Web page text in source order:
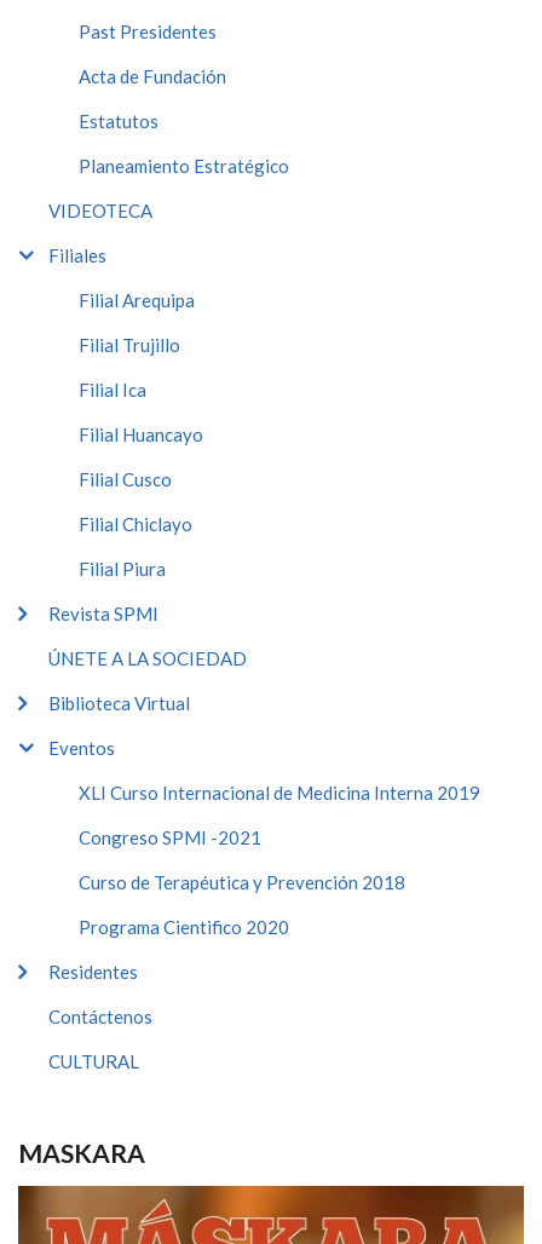
Past Presidentes
Acta de Fundación
Estatutos
Planeamiento Estratégico
VIDEOTECA
Filiales
Filial Arequipa
Filial Trujillo
Filial Ica
Filial Huancayo
Filial Cusco
Filial Chiclayo
Filial Piura
Revista SPMI
ÚNETE A LA SOCIEDAD
Biblioteca Virtual
Eventos
XLI Curso Internacional de Medicina Interna 2019
Congreso SPMI -2021
Curso de Terapéutica y Prevención 2018
Programa Cientifico 2020
Residentes
Contáctenos
CULTURAL
MASKARA